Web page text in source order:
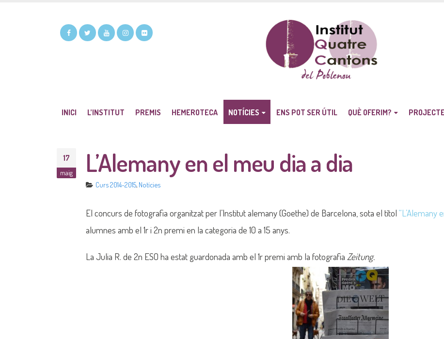
INICI L’INSTITUT PREMIS HEMEROTECA NOTÍCIES ENS POT SER ÚTIL QUÈ OFERIM?
17
maig L’Alemany en el meu dia a dia
Curs 2014-2015, Notícies
El concurs de fotografia organitzat per l’Institut alemany (Goethe) de Barcelona, sota el títol “L’Alemany
alumnes amb el 1r i 2n premi en la categoria de 10 a 15 anys.
La Julia R. de 2n ESO ha estat guardonada amb el 1r premi amb la fotografia Zeitung.